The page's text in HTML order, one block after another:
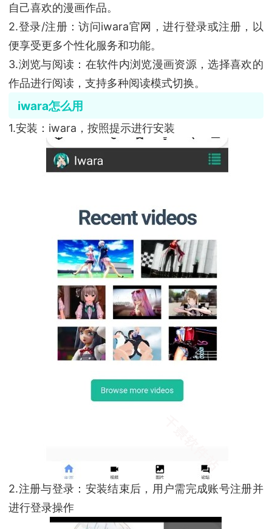
自己喜欢的漫画作品。
2.登录/注册：访问iwara官网，进行登录或注册，以
便享受更多个性化服务和功能。
3.浏览与阅读：在软件内浏览漫画资源，选择喜欢的
作品进行阅读，支持多种阅读模式切换。
iwara怎么用
1.安装：iwara，按照提示进行安装
2.注册与登录：安装结束后，用户需完成账号注册并
进行登录操作